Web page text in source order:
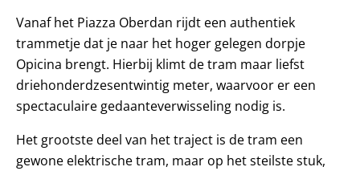
Vanaf het Piazza Oberdan rijdt een authentiek
trammetje dat je naar het hoger gelegen dorpje
Opicina brengt. Hierbij klimt de tram maar liefst
driehonderdzesentwintig meter, waarvoor er een
spectaculaire gedaanteverwisseling nodig is.
Het grootste deel van het traject is de tram een
gewone elektrische tram, maar op het steilste stuk,